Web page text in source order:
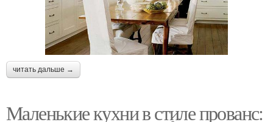
читать дальше →
Маленькие кухни в стиле прованс: